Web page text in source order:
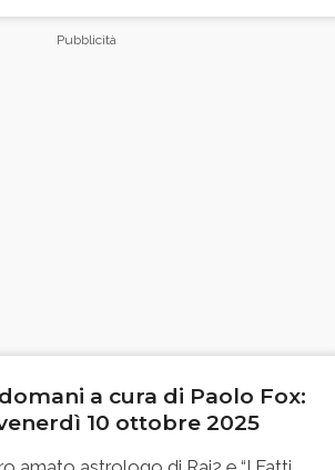
a cura di Paolo Fox:
10 ottobre 2025